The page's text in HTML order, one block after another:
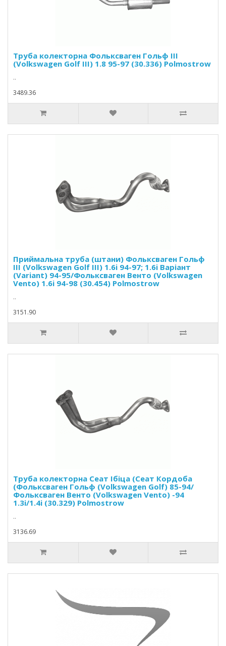
Труба колекторна Фольксваген Гольф III
(Volkswagen Golf III) 1.8 95-97 (30.336) Polmostrow
..
3489.36
Приймальна труба (штани) Фольксваген Гольф
III (Volkswagen Golf III) 1.6i 94-97; 1.6i Варіант
(Variant) 94-95/Фольксваген Венто (Volkswagen
Vento) 1.6i 94-98 (30.454) Polmostrow
..
3151.90
Труба колекторна Сеат Ібіца (Сеат Кордоба
(Фольксваген Гольф (Volkswagen Golf) 85-94/
Фольксваген Венто (Volkswagen Vento) -94
1.3i/1.4i (30.329) Polmostrow
..
3136.69